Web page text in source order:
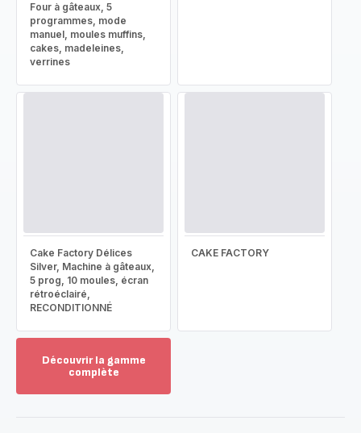
Four à gâteaux, 5
programmes, mode
manuel, moules muffins,
cakes, madeleines,
verrines
Cake Factory Délices
Silver, Machine à gâteaux,
5 prog, 10 moules, écran
rétroéclairé,
RECONDITIONNÉ
CAKE FACTORY
Découvrir la gamme
complète